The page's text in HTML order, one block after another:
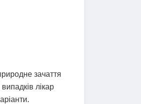
зачаття
лікар